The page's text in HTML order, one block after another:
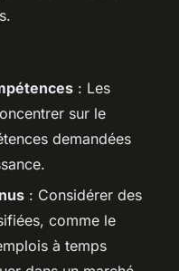
: Les
sur le
demandées
: Considérer des
comme le
à temps